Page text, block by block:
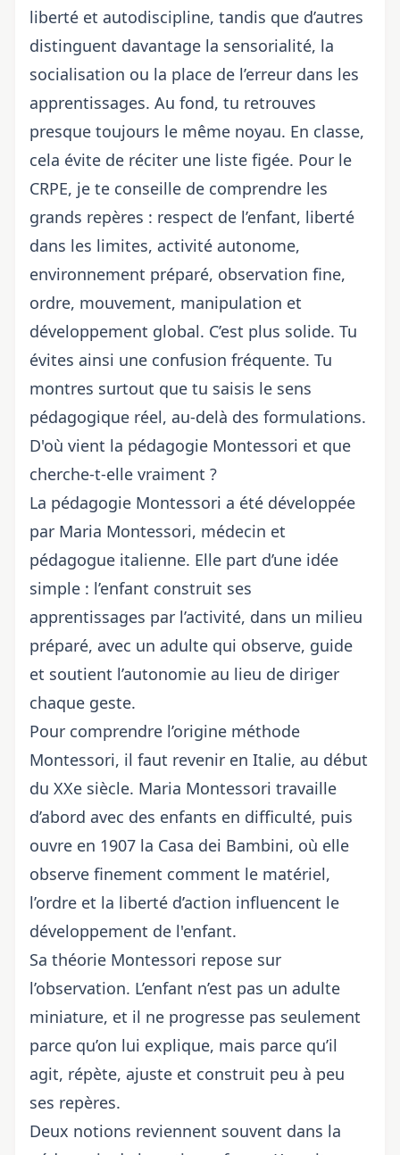
liberté et autodiscipline, tandis que d’autres
distinguent davantage la sensorialité, la
socialisation ou la place de l’erreur dans les
apprentissages. Au fond, tu retrouves
presque toujours le même noyau. En classe,
cela évite de réciter une liste figée. Pour le
CRPE, je te conseille de comprendre les
grands repères : respect de l’enfant, liberté
dans les limites, activité autonome,
environnement préparé, observation fine,
ordre, mouvement, manipulation et
développement global. C’est plus solide. Tu
évites ainsi une confusion fréquente. Tu
montres surtout que tu saisis le sens
pédagogique réel, au-delà des formulations.
D'où vient la pédagogie Montessori et que
cherche-t-elle vraiment ?
La pédagogie Montessori a été développée
par Maria Montessori, médecin et
pédagogue italienne. Elle part d’une idée
simple : l’enfant construit ses
apprentissages par l’activité, dans un milieu
préparé, avec un adulte qui observe, guide
et soutient l’autonomie au lieu de diriger
chaque geste.
Pour comprendre l’origine méthode
Montessori, il faut revenir en Italie, au début
du XXe siècle. Maria Montessori travaille
d’abord avec des enfants en difficulté, puis
ouvre en 1907 la Casa dei Bambini, où elle
observe finement comment le matériel,
l’ordre et la liberté d’action influencent le
développement de l'enfant.
Sa théorie Montessori repose sur
l’observation. L’enfant n’est pas un adulte
miniature, et il ne progresse pas seulement
parce qu’on lui explique, mais parce qu’il
agit, répète, ajuste et construit peu à peu
ses repères.
Deux notions reviennent souvent dans la